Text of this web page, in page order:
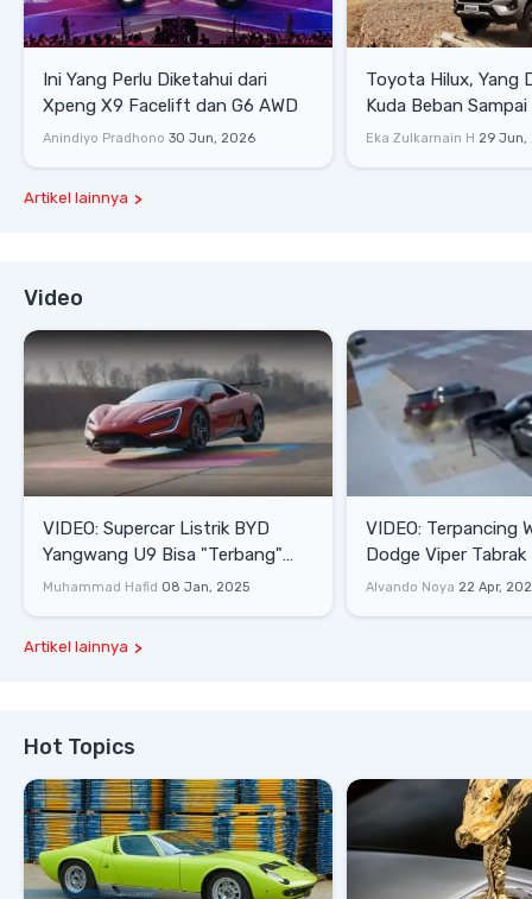
Ini Yang Perlu Diketahui dari
Xpeng X9 Facelift dan G6 AWD
Anindiyo Pradhono 30 Jun, 2026
Toyota Hilux, Yang
Kuda Beban
Lifestyle
Eka Zulkarnain H 29 Jun,
Artikel lainnya
Video
VIDEO: Supercar Listrik BYD
Yangwang U9 Bisa "Terbang"
Lewati Rintangan
Muhammad Hafid 08 Jan, 2025
VIDEO: Terpancing
Dodge Viper Tabrak
Saat Burnout
Alvando Noya 22 Apr,
Artikel lainnya
Hot Topics